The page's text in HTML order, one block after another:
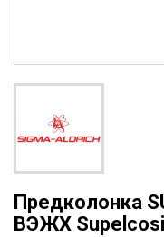
Предколонка
ВЭЖХ